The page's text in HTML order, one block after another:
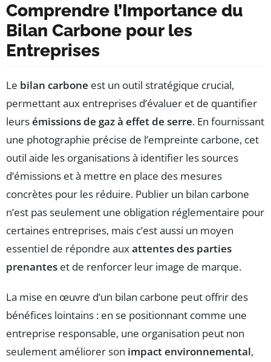
Comprendre l’Importance du
Bilan Carbone pour les
Entreprises
Le bilan carbone est un outil stratégique crucial,
permettant aux entreprises d’évaluer et de quantifier
leursémissions de gaz à effet de serre. En fournissant
une photographie précise de l’empreinte carbone, cet
outil aide les organisations à identifier les sources
d’émissions et à mettre en place des mesures
concrètes pour les réduire. Publier un bilan carbone
n’est pas seulement une obligation réglementaire pour
certaines entreprises, mais c’est aussi un moyen
essentiel de répondre auxattentes des parties
prenantes et de renforcer leur image de marque.
La mise en œuvre d’un bilan carbone peut offrir des
bénéfices lointains : en se positionnant comme une
entreprise responsable, une organisation peut non
seulement améliorer son impact environnemental,